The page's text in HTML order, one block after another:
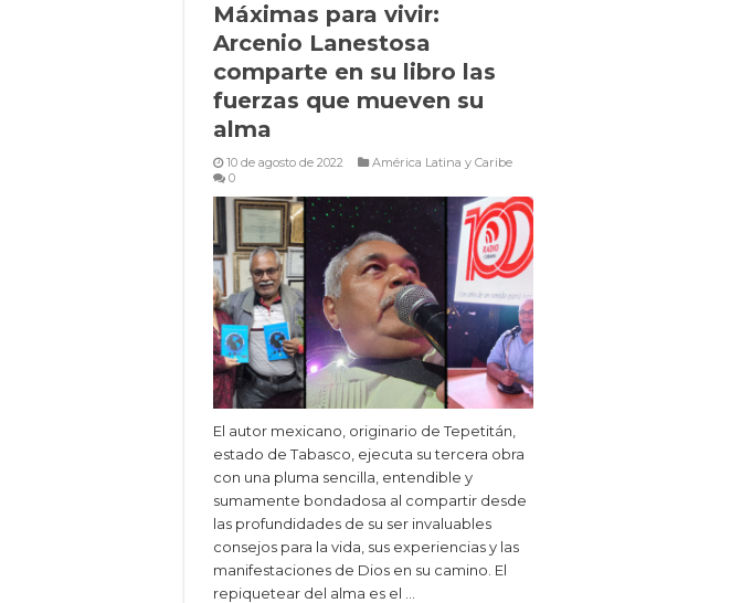
Máximas para vivir:
Arcenio Lanestosa
comparte en su libro las
fuerzas que mueven su
alma
10 de agosto de 2022
América Latina y Caribe
0
El autor mexicano, originario de Tepetitán,
estado de Tabasco, ejecuta su tercera obra
con una pluma sencilla, entendible y
sumamente bondadosa al compartir desde
las profundidades de su ser invaluables
consejos para la vida, sus experiencias y las
manifestaciones de Dios en su camino. El
repiquetear del alma es el …